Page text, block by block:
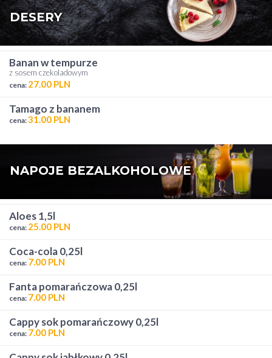
DESERY
banan w tempurze
z sosem czekoladowym
cena: 27.00 PLN
tamago z bananem
cena:31.00 PLN
NAPOJE BEZALKOHOLOWE
aloes 1,5l
cena: 25.00 PLN
coca-cola 0,25l
cena: 7.00 PLN
fanta pomarańczowa 0,25l
cena: 7.00 PLN
cappy sok pomarańczowy 0,25l
cena: 7.00 PLN